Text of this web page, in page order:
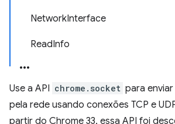
NetworkInterface
ReadInfo
Use a API chrome.socket para
pela rede usando conexões TCP e
partir do Chrome 33, essa API foi